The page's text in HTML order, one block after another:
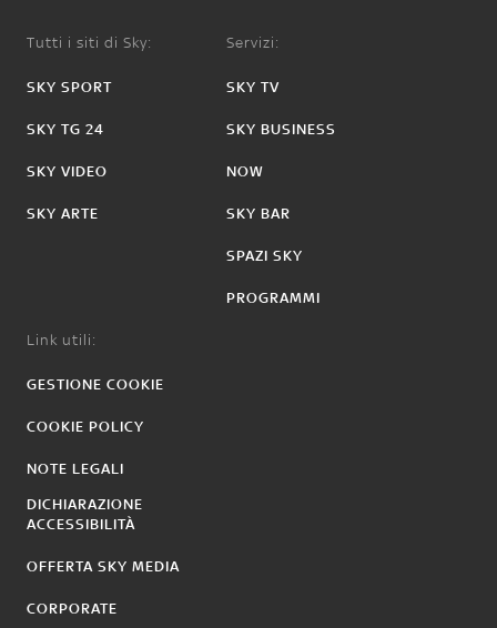
Tutti i siti di Sky:
SKY SPORT
SKY TG 24
SKY VIDEO
SKY ARTE
Servizi:
SKY TV
SKY BUSINESS
NOW
SKY BAR
SPAZI SKY
PROGRAMMI
Link utili:
GESTIONE COOKIE
COOKIE POLICY
NOTE LEGALI
DICHIARAZIONE
ACCESSIBILITÀ
OFFERTA SKY MEDIA
CORPORATE